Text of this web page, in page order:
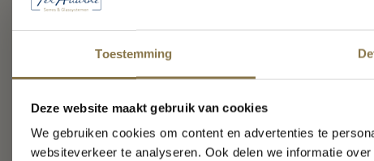
Toestemming
Deze website maakt gebruik van cookies
We gebruiken cookies om content en advertenties te
websiteverkeer te analyseren. Ook delen we informatie
Van8 augustus t/m 23
met de vakantie
Vanaf maandag 24 augustus